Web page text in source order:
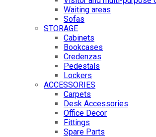
Waiting areas
Sofas
STORAGE
Cabinets
Bookcases
Credenzas
Pedestals
Lockers
ACCESSORIES
Carpets
Desk Accessories
Office Decor
Fittings
Spare Parts